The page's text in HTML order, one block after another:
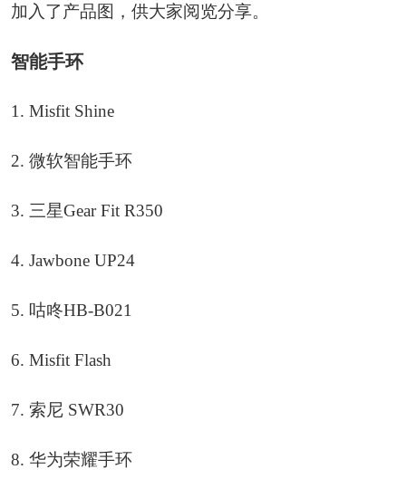
加入了产品图，供大家阅览分享。
智能手环
1. Misfit Shine
2. 微软智能手环
3. 三星Gear Fit R350
4. Jawbone UP24
5. 咕咚HB-B021
6. Misfit Flash
7. 索尼 SWR30
8. 华为荣耀手环